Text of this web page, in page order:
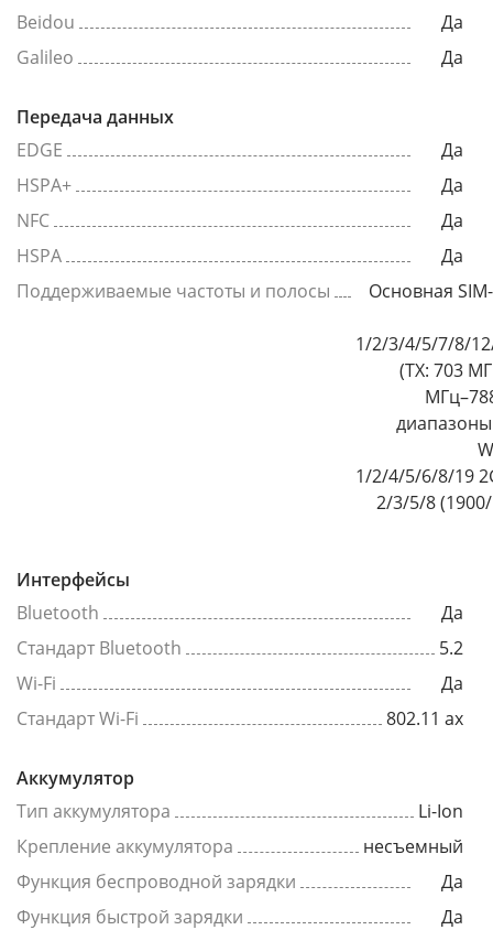
Beidou
Да
Galileo
Да
Передача данных
EDGE
Да
HSPA+
Да
NFC
Да
HSPA
Да
Поддерживаемые частоты и полосы
Основная
1/2/3/4/5/7/8/
(TX: 703
1/2/4/5/6/8/19
2/3/5/8
Интерфейсы
Bluetooth
Да
Стандарт Bluetooth
5.2
Wi-Fi
Да
Стандарт Wi-Fi
802.11 ax
Аккумулятор
Тип аккумулятора
Li-Ion
Крепление аккумулятора
несъемный
Функция беспроводной зарядки
Да
Функция быстрой зарядки
Да